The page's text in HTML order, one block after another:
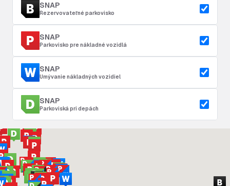
SNAP
Rezervovateľné parkovisko
SNAP
Parkovisko pre nákladné vozidlá
SNAP
Umývanie nákladných vozidiel
SNAP
Parkoviská pri depách